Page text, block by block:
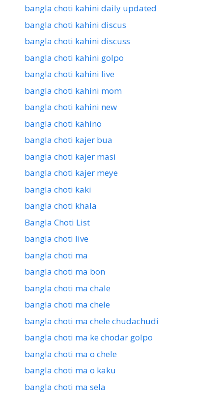
bangla choti kahini daily updated
bangla choti kahini discus
bangla choti kahini discuss
bangla choti kahini golpo
bangla choti kahini live
bangla choti kahini mom
bangla choti kahini new
bangla choti kahino
bangla choti kajer bua
bangla choti kajer masi
bangla choti kajer meye
bangla choti kaki
bangla choti khala
Bangla Choti List
bangla choti live
bangla choti ma
bangla choti ma bon
bangla choti ma chale
bangla choti ma chele
bangla choti ma chele chudachudi
bangla choti ma ke chodar golpo
bangla choti ma o chele
bangla choti ma o kaku
bangla choti ma sela